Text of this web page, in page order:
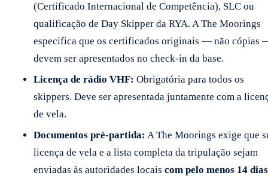
(Certificado Internacional de Competência), SLC ou
qualificação de Day Skipper da RYA. A The Moorings
especifica que os certificados originais — não cópias
devem ser apresentados no check-in da base.
Licença de rádio VHF: Obrigatória para todos os
skippers. Deve ser apresentada juntamente com a
de vela.
Documentos pré-partida: A The Moorings exige que
licença de vela e a lista completa da tripulação sejam
enviadas às autoridades locais com pelo menos 14 dias